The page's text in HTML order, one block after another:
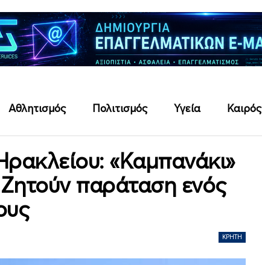
Αθλητισμός Πολιτισμός Υγεία Καιρός
«Καμπανάκι»
παράταση ενός
ΚΡΉΤΗ